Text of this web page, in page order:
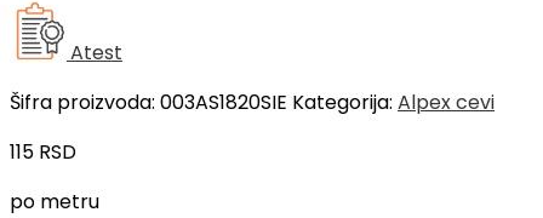
Atest
Šifra proizvoda: 003AS1820SIE Kategorija: Alpex cevi
115 RSD
po metru